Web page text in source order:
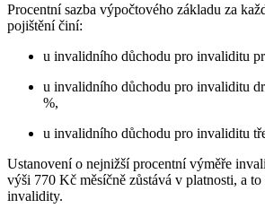
Procentní sazba výpočtového základu za
pojištění činí:
u invalidního důchodu pro invaliditu
u invalidního důchodu pro invaliditu
%,
u invalidního důchodu pro invaliditu
Ustanovení o nejnižší procentní výměře
výši 770 Kč měsíčně zůstává v platnosti, a to
invalidity.